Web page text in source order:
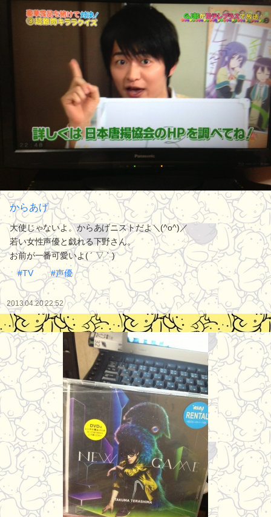
からあげ
大使じゃないよ。からあげニストだよ＼(^o^)／
若い女性声優と戯れる下野さん。
お前が一番可愛いよ( ´ ▽ ` )
#TV
#声優
2013.04.20 22:52